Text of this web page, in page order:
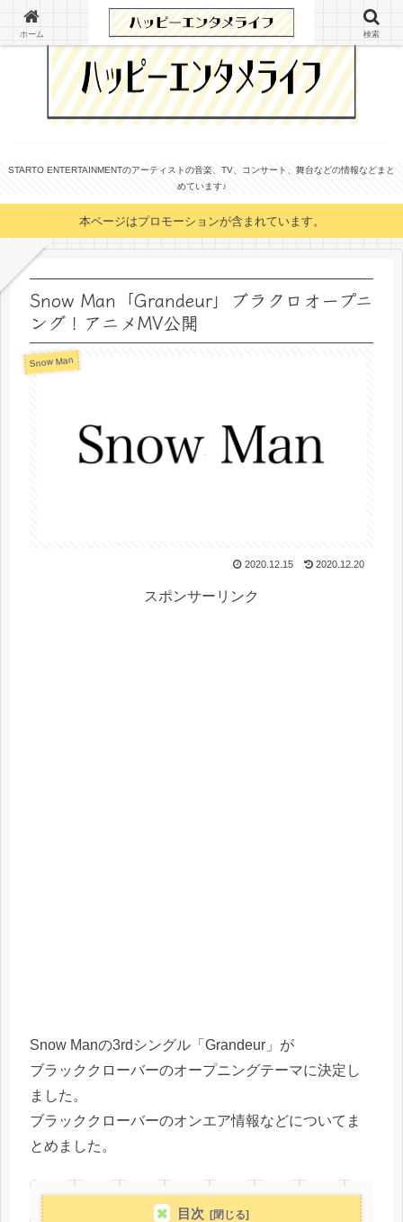
STARTO ENTERTAINMENTのアーティストの音楽、TV、コンサート、舞台などの情報などまと
めています♪
本ページはプロモーションが含まれています。
Snow Man「Grandeur」ブラクロオープニ
ング！アニメMV公開
Snow Man
2020.12.15 2020.12.20
スポンサーリンク
Snow Manの3rdシングル「Grandeur」が
ブラッククローバーのオープニングテーマに決定し
ました。
ブラッククローバーのオンエア情報などについてま
とめました。
目次
ホーム 検索